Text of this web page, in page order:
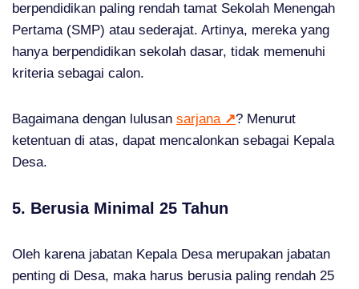
berpendidikan paling rendah tamat Sekolah Menengah
Pertama (SMP) atau sederajat. Artinya, mereka yang
hanya berpendidikan sekolah dasar, tidak memenuhi
kriteria sebagai calon.
Bagaimana dengan lulusan sarjana ↗? Menurut
ketentuan di atas, dapat mencalonkan sebagai Kepala
Desa.
5. Berusia Minimal 25 Tahun
Oleh karena jabatan Kepala Desa merupakan jabatan
penting di Desa, maka harus berusia paling rendah 25